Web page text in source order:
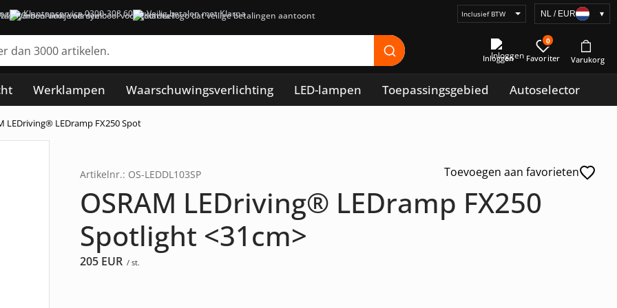
Klantenservice 0300-308 60 Veilig betalen met Klarna
Selecteer
prijsweergave
NL / EUR ▾
Inloggen
0
Werklampen Waarschuwingsverlichting LED-lampen Toepassingsgebied Autoselector
LEDriving® LEDramp FX250 Spot
Toevoegen aan favorieten
Artikelnr.: OS-LEDDL103SP
OSRAM LEDriving® LEDramp FX250
Spotlight <31cm>
205 EUR / st.